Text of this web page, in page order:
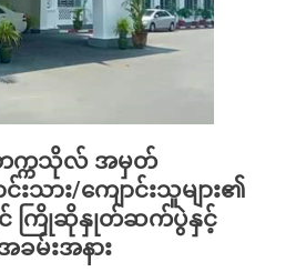
တက္ကသိုလ် အမှတ်
းသား/ကျောင်းသူများ၏
ကြိုဆိုနှုတ်ဆက်ပွဲနှင့်
မ်းအနား